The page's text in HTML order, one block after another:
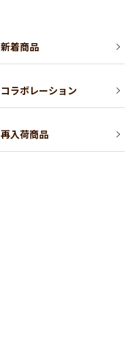
新着商品
コラボレーション
再入荷商品